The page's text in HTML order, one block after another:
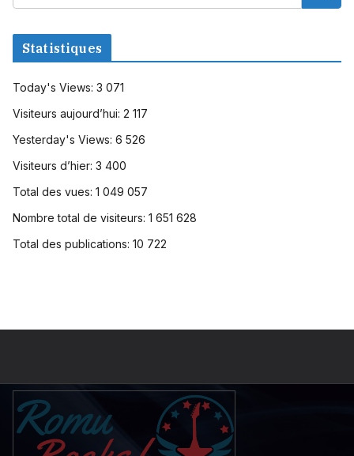
Statistiques
Today's Views: 3 071
Visiteurs aujourd’hui: 2 117
Yesterday's Views: 6 526
Visiteurs d’hier: 3 400
Total des vues: 1 049 057
Nombre total de visiteurs: 1 651 628
Total des publications: 10 722